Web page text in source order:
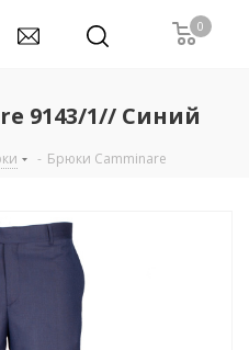
0
9143/1// Синий
- Брюки Camminare